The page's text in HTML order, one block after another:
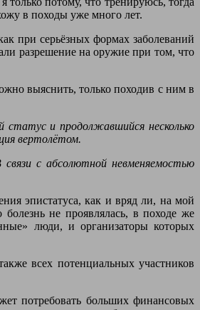
в походы уже много лет.
при серьёзных формах заболеваний
разрешение на оружие при том, что
выяснить, только походив с ним в
статус и продолжавшийся несколько
вертолётом.
с абсолютной невменяемостью
эпистатуса, как и вряд ли, на мой
не проявлялась, в походе же
люди, и организаторы которых
всех потенциальных участников
потребовать больших финансовых